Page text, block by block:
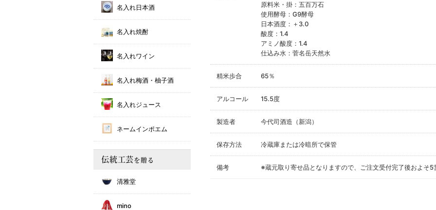
原料米・掛：五百万石
使用酵母：G9酵母
日本酒度：＋3.0
酸度：1.4
アミノ酸度：1.4
仕込み水：菅名岳天然水
精米歩合 65％
アルコール 15.5度
製造者 今代司酒造（新潟）
保存方法 冷蔵庫または冷暗所で保管
備考 ※蔵元取り寄せ品となりますので、ご注文受付完了後およそ5
名入れ日本酒
名入れ焼酎
名入れワイン
名入れ梅酒・柚子酒
名入れジュース
ネームインポエム
伝統工芸を贈る
清雅堂
mino